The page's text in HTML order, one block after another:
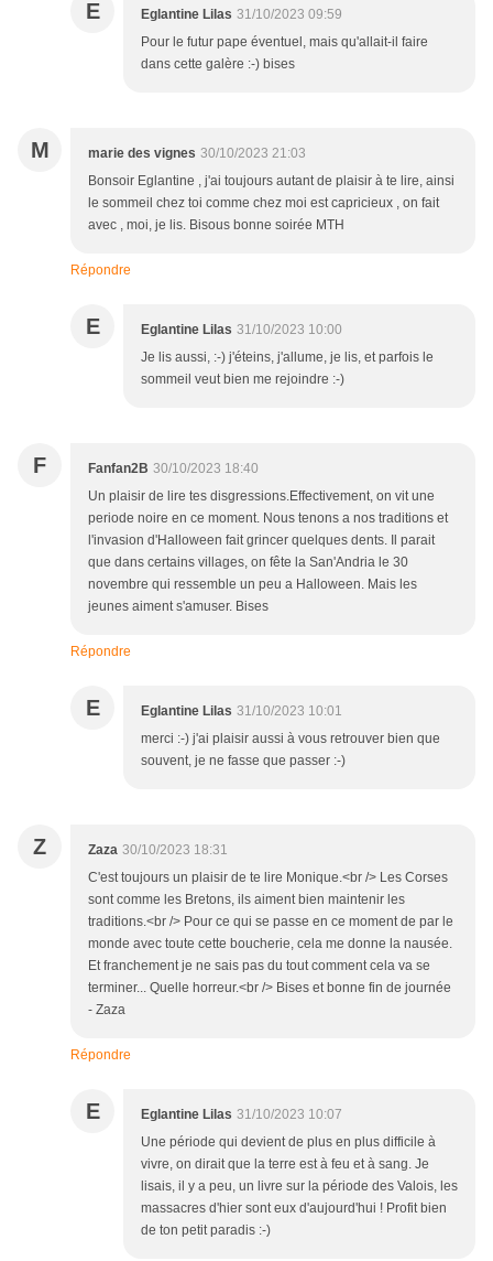
E Eglantine Lilas 31/10/2023 09:59
Pour le futur pape éventuel, mais qu'allait-il faire
dans cette galère :-) bises
M marie des vignes 30/10/2023 21:03
Bonsoir Eglantine , j'ai toujours autant de plaisir à te lire, ainsi
le sommeil chez toi comme chez moi est capricieux , on fait
avec , moi, je lis. Bisous bonne soirée MTH
Répondre
E Eglantine Lilas 31/10/2023 10:00
Je lis aussi, :-) j'éteins, j'allume, je lis, et parfois le
sommeil veut bien me rejoindre :-)
F Fanfan2B 30/10/2023 18:40
Un plaisir de lire tes disgressions.Effectivement, on vit une
periode noire en ce moment. Nous tenons a nos traditions et
l'invasion d'Halloween fait grincer quelques dents. Il parait
que dans certains villages, on fête la San'Andria le 30
novembre qui ressemble un peu a Halloween. Mais les
jeunes aiment s'amuser. Bises
Répondre
E Eglantine Lilas 31/10/2023 10:01
merci :-) j'ai plaisir aussi à vous retrouver bien que
souvent, je ne fasse que passer :-)
Z Zaza 30/10/2023 18:31
C'est toujours un plaisir de te lire Monique.<br /> Les Corses
sont comme les Bretons, ils aiment bien maintenir les
traditions.<br /> Pour ce qui se passe en ce moment de par le
monde avec toute cette boucherie, cela me donne la nausée.
Et franchement je ne sais pas du tout comment cela va se
terminer... Quelle horreur.<br /> Bises et bonne fin de journée
- Zaza
Répondre
E Eglantine Lilas 31/10/2023 10:07
Une période qui devient de plus en plus difficile à
vivre, on dirait que la terre est à feu et à sang. Je
lisais, il y a peu, un livre sur la période des Valois, les
massacres d'hier sont eux d'aujourd'hui ! Profit bien
de ton petit paradis :-)